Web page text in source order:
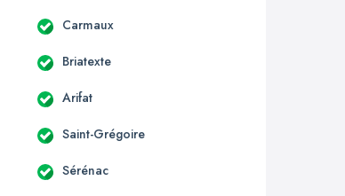
Carmaux
Briatexte
Arifat
Saint-Grégoire
Sérénac